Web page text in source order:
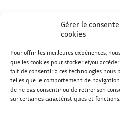
Gérer le
cookies
Pour offrir les meilleures expériences,
que les cookies pour stocker et/ou
fait de consentir à ces technologies
telles que le comportement de
de ne pas consentir ou de retirer son
sur certaines caractéristiques et fonctions.